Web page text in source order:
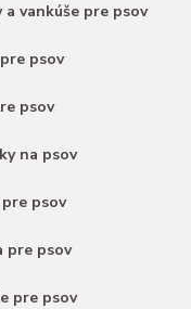
a vankúše pre psov
psov
psov
na psov
psov
pre psov
pre psov